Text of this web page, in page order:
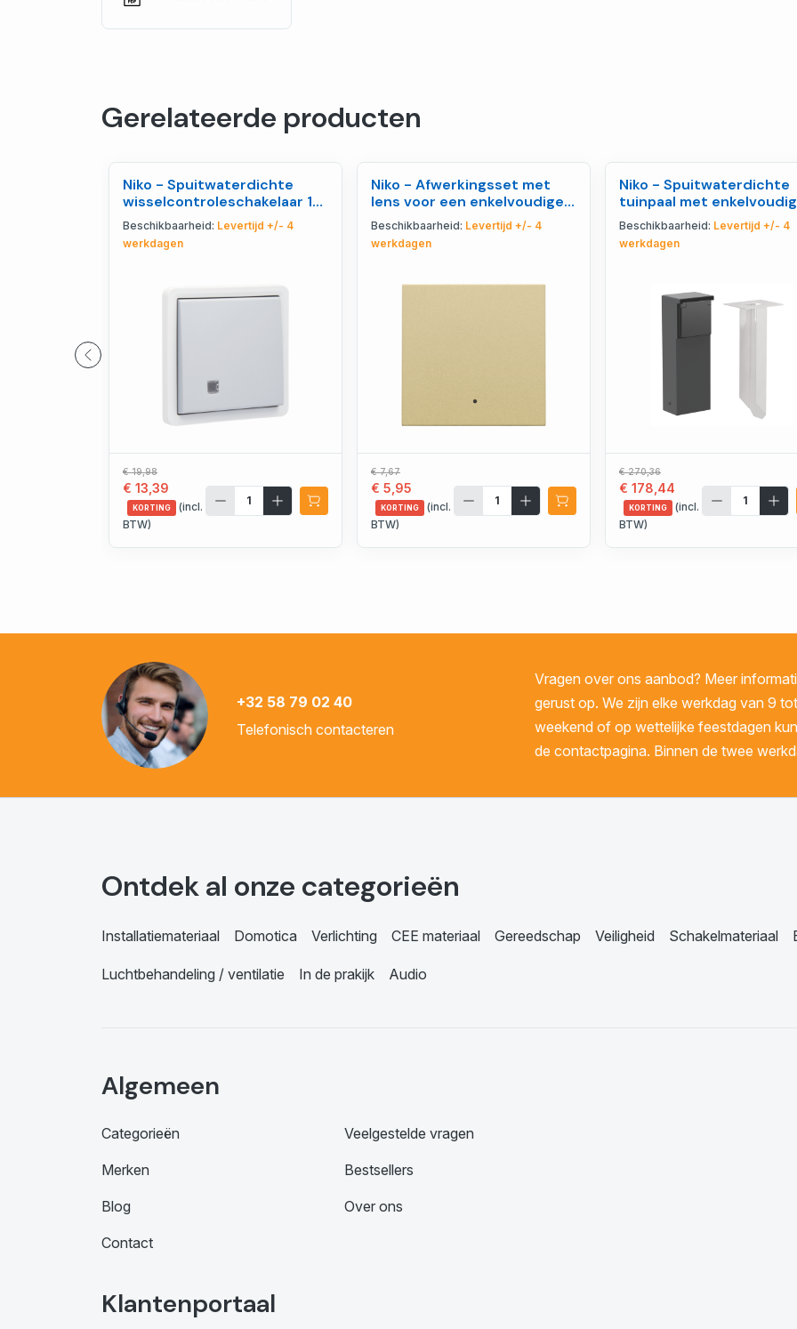
Gerelateerde producten
Niko - Spuitwaterdichte
wisselcontroleschakelaar 10
AX/250 Vac met - 700-
37600
Beschikbaarheid: Levertijd +/- 4
werkdagen
€ 19,98
€ 13,39
KORTING
(incl.
BTW)
Niko - Afwerkingsset met
lens voor een enkelvoudige
elektronische s - 221-32002
Beschikbaarheid: Levertijd +/- 4
werkdagen
€ 7,67
€ 5,95
KORTING
(incl.
BTW)
Niko - Spuitwaterdichte
tuinpaal met enkelvoudig
stopcontact, penaa - 761-
36615
Beschikbaarheid: Levertijd +/- 4
werkdagen
€ 270,36
€ 178,44
KORTING
(incl.
BTW)
+32 58 79 02 40
Telefonisch contacteren
Vragen over ons aanbod? Meer
gerust op. We zijn elke werkdag van 9
weekend of op wettelijke feestdagen
de contactpagina. Binnen de twee
Ontdek al onze categorieën
Installatiemateriaal Domotica Verlichting CEE materiaal Gereedschap Veiligheid Schakelmateriaal
Luchtbehandeling / ventilatie In de prakijk Audio
Algemeen
Categorieën Veelgestelde vragen
Merken Bestsellers
Blog Over ons
Contact
Klantenportaal